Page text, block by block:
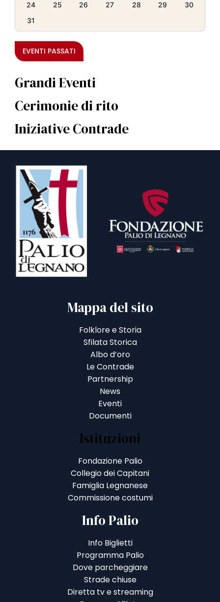
24
25 26 27 28 29
30
31
EVENTI PASSATI
Grandi Eventi
Cerimonie di rito
Iniziative Contrade
Mappa del sito
Folklore e Storia
Sfilata Storica
Albo d’oro
Le Contrade
Partnership
News
Eventi
Documenti
Istituzioni
Fondazione Palio
Collegio dei Capitani
Famiglia Legnanese
Commissione costumi
Info Palio
Info Biglietti
Programma Palio
Dove parcheggiare
Strade chiuse
Diretta tv e streaming